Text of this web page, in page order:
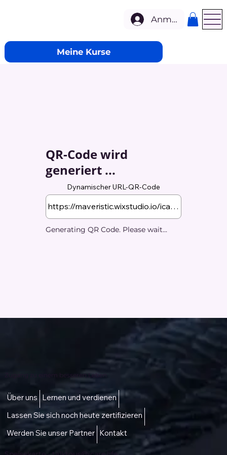
Meine Kurse
Anmelden
QR-Code wird
generiert ...
Dynamischer URL-QR-Code
Generating QR Code. Please wait...
Zugang zu einem besseren Leben
Über uns Lernen und verdienen
Lassen Sie sich noch heute zertifizieren
Werden Sie unser Partner Kontakt